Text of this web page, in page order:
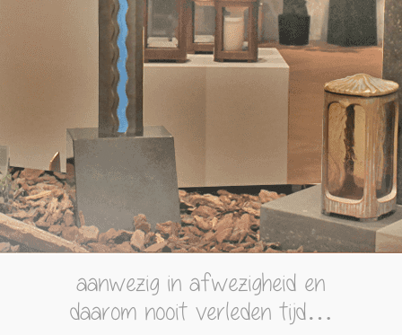
aanwezig in afwezigheid en
daarom nooit verleden tijd…